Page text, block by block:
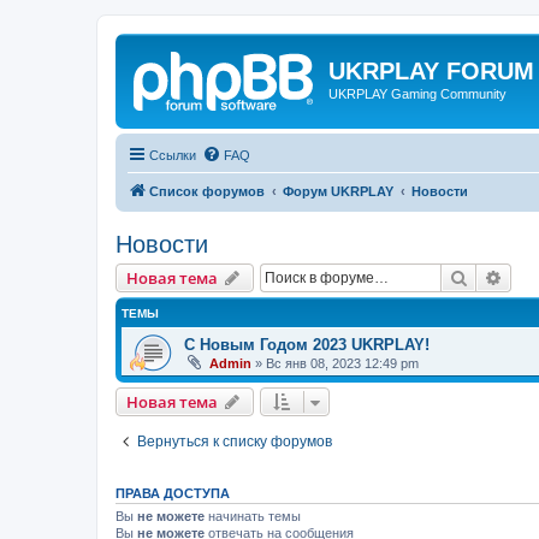
UKRPLAY FORUM
UKRPLAY Gaming Community
Ссылки FAQ
Список форумов Форум UKRPLAY Новости
Новости
Новая тема Поиск
ТЕМЫ
С Новым Годом 2023 UKRPLAY!
Admin » Вс янв 08, 2023 12:49 pm
Новая тема
Вернуться к списку форумов
ПРАВА ДОСТУПА
Вы не можете начинать темы
Вы не можете отвечать на сообщения